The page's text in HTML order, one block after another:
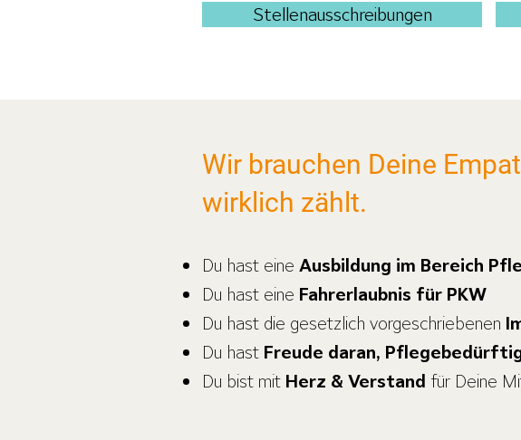
Stellenausschreibungen
Wir brauchen Deine
wirklich zählt.
Du hast eine Ausbildung im Bereich
Du hast eine Fahrerlaubnis für PKW
Du hast die gesetzlich vorgeschriebenen
Du hast Freude daran,
Du bist mit Herz & Verstand für Deine